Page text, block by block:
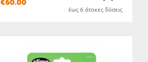
€60.00
έως 6 άτοκες δόσεις